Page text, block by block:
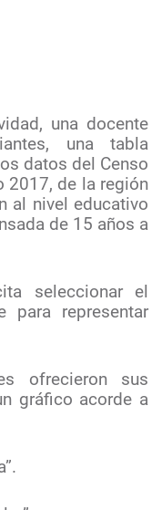
una docente
una tabla
datos del Censo
2017, de la región
al nivel educativo
de 15 años a
seleccionar el
para representar
ofrecieron sus
gráfico acorde a